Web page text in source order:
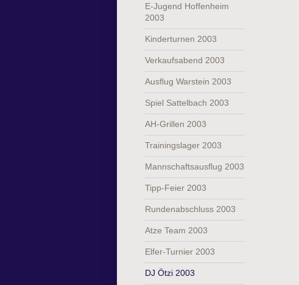
E-Jugend Hoffenheim
2003
Kinderturnen 2003
Verkaufsabend 2003
Ausflug Warstein 2003
Spiel Sattelbach 2003
AH-Grillen 2003
Trainingslager 2003
Mannschaftsausflug 2003
Tipp-Feier 2003
Rundenabschluss 2003
Atze Team 2003
Elfer-Turnier 2003
DJ Ötzi 2003